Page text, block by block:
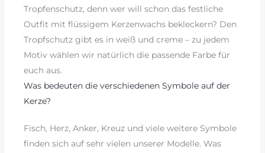
Tropfenschutz, denn wer will schon das festliche
Outfit mit flüssigem Kerzenwachs bekleckern? Den
Tropfschutz gibt es in weiß und creme – zu jedem
Motiv wählen wir natürlich die passende Farbe für
euch aus.
Was bedeuten die verschiedenen Symbole auf der
Kerze?
Fisch, Herz, Anker, Kreuz und viele weitere Symbole
finden sich auf sehr vielen unserer Modelle. Was